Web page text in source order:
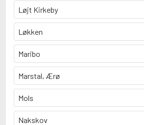
Løjt Kirkeby
Løkken
Maribo
Marstal, Ærø
Mols
Nakskov